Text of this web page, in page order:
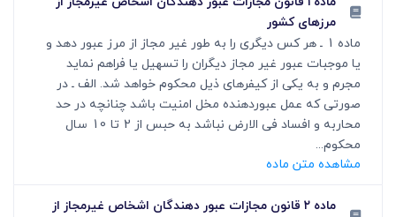
مرزهای کشور
ماده 1 ـ هر کس دیگری را به طور غیر مجاز از مرز عبور دهد و
یا موجبات عبور غیر مجاز دیگران را تسهیل یا فراهم نماید
مجرم و به یکی از کیفرهای ذیل محکوم خواهد شد. الف ـ در
صورتی که عمل عبوردهنده مخل امنیت باشد چنانچه در حد
محاربه و افساد فی الارض نباشد به حبس از 2 تا 10 سال
محکوم...
مشاهده متن ماده
ماده ۲ قانون مجازات عبور دهندگان اشخاص غیرمجاز از